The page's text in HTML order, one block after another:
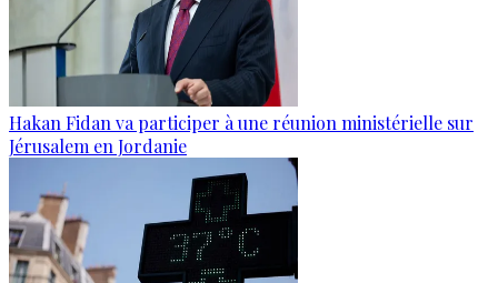
Hakan Fidan va participer à une réunion ministérielle sur
Jérusalem en Jordanie